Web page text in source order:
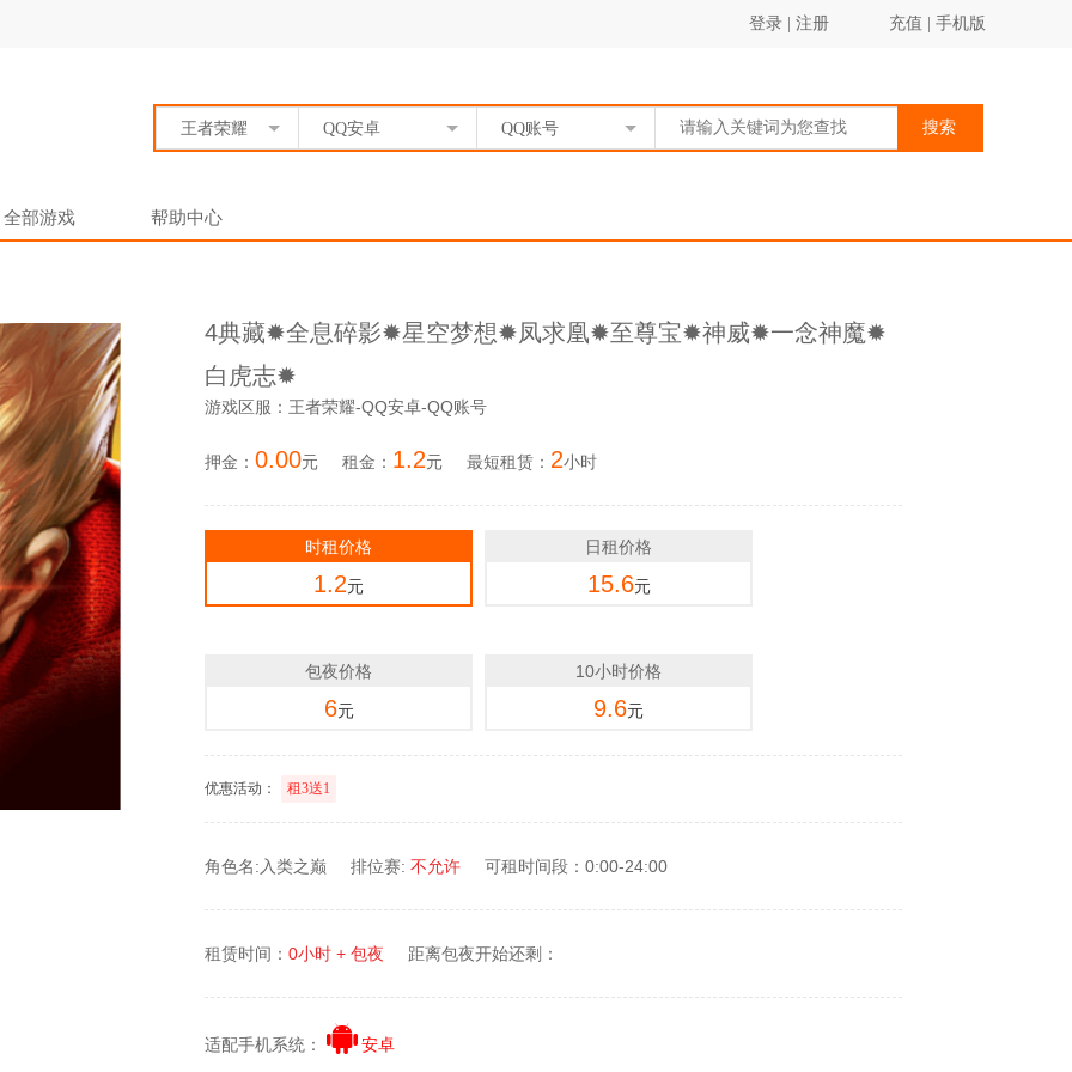
登录 注册 充值 手机版
王者荣耀 QQ安卓 QQ账号 搜索
全部游戏 帮助中心
4典藏✹全息碎影✹星空梦想✹凤求凰✹至尊宝✹神威✹一念神魔✹
白虎志✹
游戏区服：王者荣耀-QQ安卓-QQ账号
押金： 0.00元 租金： 1.2元 最短租赁： 2小时
时租价格
1.2元
日租价格
15.6元
包夜价格
6元
10小时价格
9.6元
优惠活动： 租3送1
角色名:入类之巅 排位赛: 不允许 可租时间段：0:00-24:00
租赁时间： 0小时 + 包夜 距离包夜开始还剩：
适配手机系统： 安卓